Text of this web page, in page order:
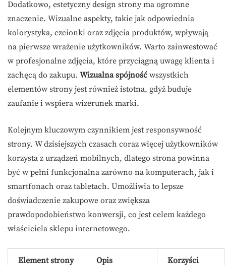
Dodatkowo, estetyczny design strony ma ogromne
znaczenie. Wizualne aspekty, takie jak odpowiednia
kolorystyka, czcionki oraz zdjęcia produktów, wpływają
na pierwsze wrażenie użytkowników. Warto zainwestować
w profesjonalne zdjęcia, które przyciągną uwagę klienta i
zachęcą do zakupu. Wizualna spójność wszystkich
elementów strony jest również istotna, gdyż buduje
zaufanie i wspiera wizerunek marki.
Kolejnym kluczowym czynnikiem jest responsywność
strony. W dzisiejszych czasach coraz więcej użytkowników
korzysta z urządzeń mobilnych, dlatego strona powinna
być w pełni funkcjonalna zarówno na komputerach, jak i
smartfonach oraz tabletach. Umożliwia to lepsze
doświadczenie zakupowe oraz zwiększa
prawdopodobieństwo konwersji, co jest celem każdego
właściciela sklepu internetowego.
Element strony Opis Korzyści